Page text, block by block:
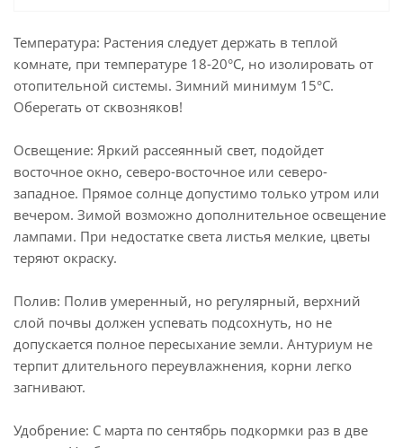
Температура: Растения следует держать в теплой
комнате, при температуре 18-20°C, но изолировать от
отопительной системы. Зимний минимум 15°C.
Оберегать от сквозняков!
Освещение: Яркий рассеянный свет, подойдет
восточное окно, северо-восточное или северо-
западное. Прямое солнце допустимо только утром или
вечером. Зимой возможно дополнительное освещение
лампами. При недостатке света листья мелкие, цветы
теряют окраску.
Полив: Полив умеренный, но регулярный, верхний
слой почвы должен успевать подсохнуть, но не
допускается полное пересыхание земли. Антуриум не
терпит длительного переувлажнения, корни легко
загнивают.
Удобрение: С марта по сентябрь подкормки раз в две